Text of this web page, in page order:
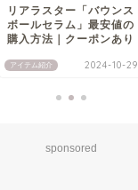
アイテム紹介
リアラスター「バウンス
ボールセラム」最安値の
購入方法｜クーポンあり
2024-10-29
sponsored